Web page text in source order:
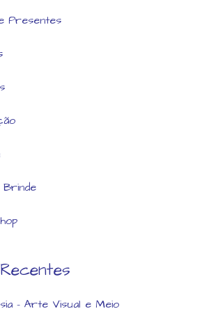
Presentes
Brinde
– Arte Visual e Meio